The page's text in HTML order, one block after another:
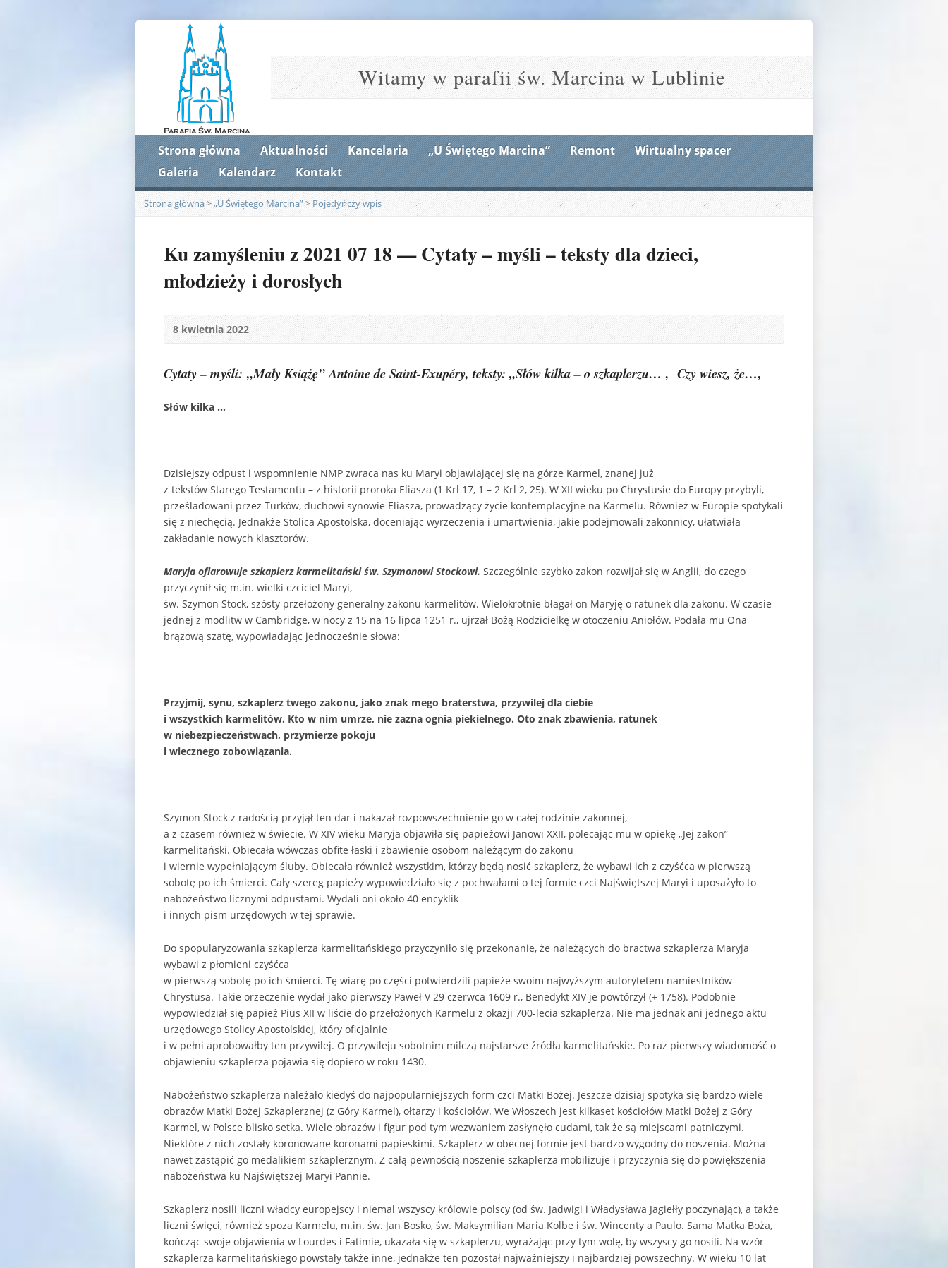
Witamy w parafii św. Marcina w Lublinie
Strona główna Aktualności Kancelaria „U Świętego Marcina” Remont
Wirtualny spacer
Galeria
Kalendarz Kontakt
Strona główna>„U Świętego Marcina”> Pojedyńczy wpis
Ku zamyśleniu z 2021 07 18 — Cytaty – myśli – teksty dla dzieci,
młodzieży i dorosłych
8 kwietnia 2022
Cytaty – myśli: „Mały Książę”Antoine de Saint-Exupéry, teksty: „Słów kilka – o szkaplerzu… , Czy wiesz, że…,
Słów kilka …
Dzisiejszy odpust i wspomnienie NMP zwraca nas ku Maryi objawiającej się na górze Karmel, znanej już
z tekstów Starego Testamentu – z historii proroka Eliasza (1 Krl 17, 1 – 2 Krl 2, 25). W XII wieku po Chrystusie do Europy przybyli,
prześladowani przez Turków, duchowi synowie Eliasza, prowadzący życie kontemplacyjne na Karmelu. Również w Europie spotykali
się z niechęcią. Jednakże Stolica Apostolska, doceniając wyrzeczenia i umartwienia, jakie podejmowali zakonnicy, ułatwiała
zakładanie nowych klasztorów.
Maryja ofiarowuje szkaplerz karmelitański św. Szymonowi Stockowi. Szczególnie szybko zakon rozwijał się w Anglii, do czego
przyczynił się m.in. wielki czciciel Maryi,
św. Szymon Stock, szósty przełożony generalny zakonu karmelitów. Wielokrotnie błagał on Maryję o ratunek dla zakonu. W czasie
jednej z modlitw w Cambridge, w nocy z 15 na 16 lipca 1251 r., ujrzał Bożą Rodzicielkę w otoczeniu Aniołów. Podała mu Ona
brązową szatę, wypowiadając jednocześnie słowa:
Przyjmij, synu, szkaplerz twego zakonu, jako znak mego braterstwa, przywilej dla ciebie
i wszystkich karmelitów. Kto w nim umrze, nie zazna ognia piekielnego. Oto znak zbawienia, ratunek
w niebezpieczeństwach, przymierze pokoju
i wiecznego zobowiązania.
Szymon Stock z radością przyjął ten dar i nakazał rozpowszechnienie go w całej rodzinie zakonnej,
a z czasem również w świecie. W XIV wieku Maryja objawiła się papieżowi Janowi XXII, polecając mu w opiekę „Jej zakon”
karmelitański. Obiecała wówczas obfite łaski i zbawienie osobom należącym do zakonu
i wiernie wypełniającym śluby. Obiecała również wszystkim, którzy będą nosić szkaplerz, że wybawi ich z czyśćca w pierwszą
sobotę po ich śmierci. Cały szereg papieży wypowiedziało się z pochwałami o tej formie czci Najświętszej Maryi i uposażyło to
nabożeństwo licznymi odpustami. Wydali oni około 40 encyklik
i innych pism urzędowych w tej sprawie.
Do spopularyzowania szkaplerza karmelitańskiego przyczyniło się przekonanie, że należących do bractwa szkaplerza Maryja
wybawi z płomieni czyśćca
w pierwszą sobotę po ich śmierci. Tę wiarę po części potwierdzili papieże swoim najwyższym autorytetem namiestników
Chrystusa. Takie orzeczenie wydał jako pierwszy Paweł V 29 czerwca 1609 r., Benedykt XIV je powtórzył (+ 1758). Podobnie
wypowiedział się papież Pius XII w liście do przełożonych Karmelu z okazji 700-lecia szkaplerza. Nie ma jednak ani jednego aktu
urzędowego Stolicy Apostolskiej, który oficjalnie
i w pełni aprobowałby ten przywilej. O przywileju sobotnim milczą najstarsze źródła karmelitańskie. Po raz pierwszy wiadomość o
objawieniu szkaplerza pojawia się dopiero w roku 1430.
Nabożeństwo szkaplerza należało kiedyś do najpopularniejszych form czci Matki Bożej. Jeszcze dzisiaj spotyka się bardzo wiele
obrazów Matki Bożej Szkaplerznej (z Góry Karmel), ołtarzy i kościołów. We Włoszech jest kilkaset kościołów Matki Bożej z Góry
Karmel, w Polsce blisko setka. Wiele obrazów i figur pod tym wezwaniem zasłynęło cudami, tak że są miejscami pątniczymi.
Niektóre z nich zostały koronowane koronami papieskimi. Szkaplerz w obecnej formie jest bardzo wygodny do noszenia. Można
nawet zastąpić go medalikiem szkaplerznym. Z całą pewnością noszenie szkaplerza mobilizuje i przyczynia się do powiększenia
nabożeństwa ku Najświętszej Maryi Pannie.
Szkaplerz nosili liczni władcy europejscy i niemal wszyscy królowie polscy (od św. Jadwigi i Władysława Jagiełły poczynając), a także
liczni święci, również spoza Karmelu, m.in. św. Jan Bosko, św. Maksymilian Maria Kolbe i św. Wincenty a Paulo. Sama Matka Boża,
kończąc swoje objawienia w Lourdes i Fatimie, ukazała się w szkaplerzu, wyrażając przy tym wolę, by wszyscy go nosili. Na wzór
szkaplerza karmelitańskiego powstały także inne, jednakże ten pozostał najważniejszy i najbardziej powszechny. W wieku 10 lat